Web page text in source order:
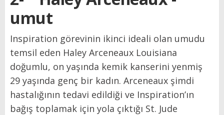
umut
Inspiration görevinin ikinci ideali olan umudu
temsil eden Haley Arceneaux Louisiana
doğumlu, on yaşında kemik kanserini yenmiş
29 yaşında genç bir kadın. Arceneaux şimdi
hastalığının tedavi edildiği ve Inspiration’ın
bağış toplamak için yola çıktığı St. Jude